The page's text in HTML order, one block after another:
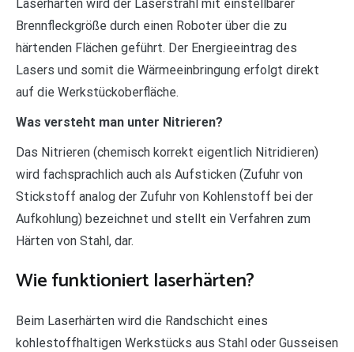
Laserhärten wird der Laserstrahl mit einstellbarer
Brennfleckgröße durch einen Roboter über die zu
härtenden Flächen geführt. Der Energieeintrag des
Lasers und somit die Wärmeeinbringung erfolgt direkt
auf die Werkstückoberfläche.
Was versteht man unter Nitrieren?
Das Nitrieren (chemisch korrekt eigentlich Nitridieren)
wird fachsprachlich auch als Aufsticken (Zufuhr von
Stickstoff analog der Zufuhr von Kohlenstoff bei der
Aufkohlung) bezeichnet und stellt ein Verfahren zum
Härten von Stahl, dar.
Wie funktioniert laserhärten?
Beim Laserhärten wird die Randschicht eines
kohlestoffhaltigen Werkstücks aus Stahl oder Gusseisen